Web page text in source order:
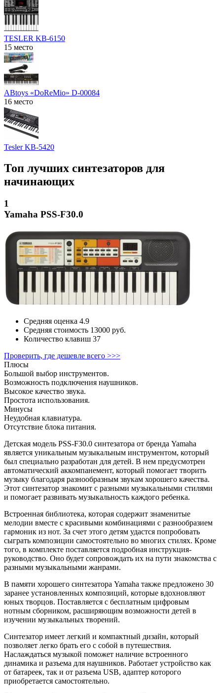
TESLER KB-6150
15 место
ABtoys «DoReMio» D-00084
16 место
Tesler KB-5420
Топ лучших синтезаторов для
начинающих
1
Yamaha PSS-F30.0
Средняя оценка 4.9
Средняя стоимость 13000 руб.
Количество клавиш 37
Проверить, где дешевле всего >>>
Плюсы
Большой выбор инструментов.
Возможность подключения наушников.
Высокое качество звука.
Простота использования.
Минусы
Неудобная клавиатура.
Отсутствие блока питания.
Детская модель PSS-F30.0 синтезатора от бренда Yamaha
является уникальным музыкальным инструментом, который
был специально разработан для детей. В нем предусмотрен
автоматический аккомпанемент, который помогает творить
музыку благодаря разнообразным звукам хорошего качества.
Этот синтезатор знакомит с разными музыкальными стилями
и помогает развивать музыкальность каждого ребенка.
Встроенная библиотека, которая содержит знаменитые
мелодии вместе с красивыми комбинациями с разнообразием
гармоник из нот. За счет этого детям удастся попробовать
сыграть композиции самостоятельно во многих стилях. Кроме
того, в комплекте поставляется подробная инструкция-
руководство. Оно будет сопровождать их на пути знакомства с
разными музыкальными жанрами.
В памяти хорошего синтезатора Yamaha также предложено 30
заранее установленных композиций, которые вдохновляют
юных творцов. Поставляется с бесплатным цифровым
нотным сборником, расширяющим возможности детей в
изучении музыкальных творений.
Синтезатор имеет легкий и компактный дизайн, который
позволяет легко брать его с собой в путешествия.
Наслаждаться музыкой поможет наличие встроенного
динамика и разъема для наушников. Работает устройство как
от батареек, так и от разъема USB, адаптер которого
приобретается самостоятельно.